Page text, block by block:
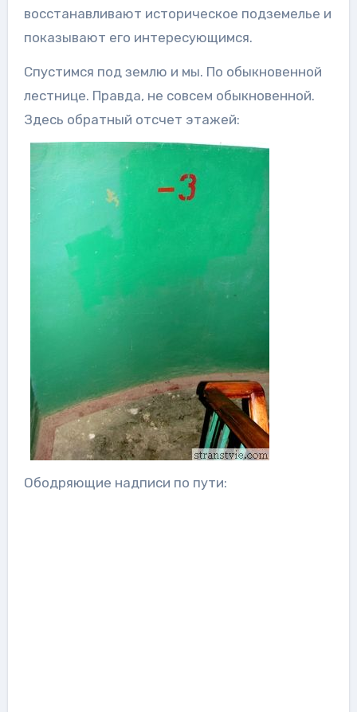
восстанавливают историческое подземелье и
показывают его интересующимся.
Спустимся под землю и мы. По обыкновенной
лестнице. Правда, не совсем обыкновенной.
Здесь обратный отсчет этажей:
Ободряющие надписи по пути: